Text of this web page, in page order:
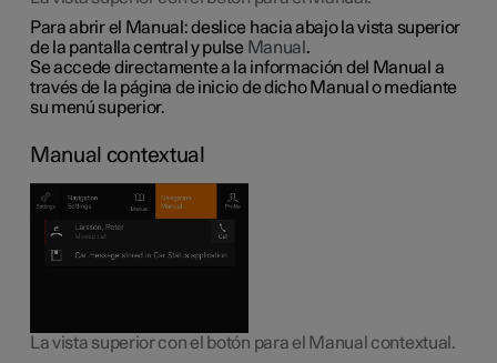
Para abrir el Manual: deslice hacia abajo la vista superior
de la pantalla central y pulse Manual .
Se accede directamente a la información del Manual a
través de la página de inicio de dicho Manual o mediante
su menú superior.
Manual contextual
La vista superior con el botón para el Manual contextual.